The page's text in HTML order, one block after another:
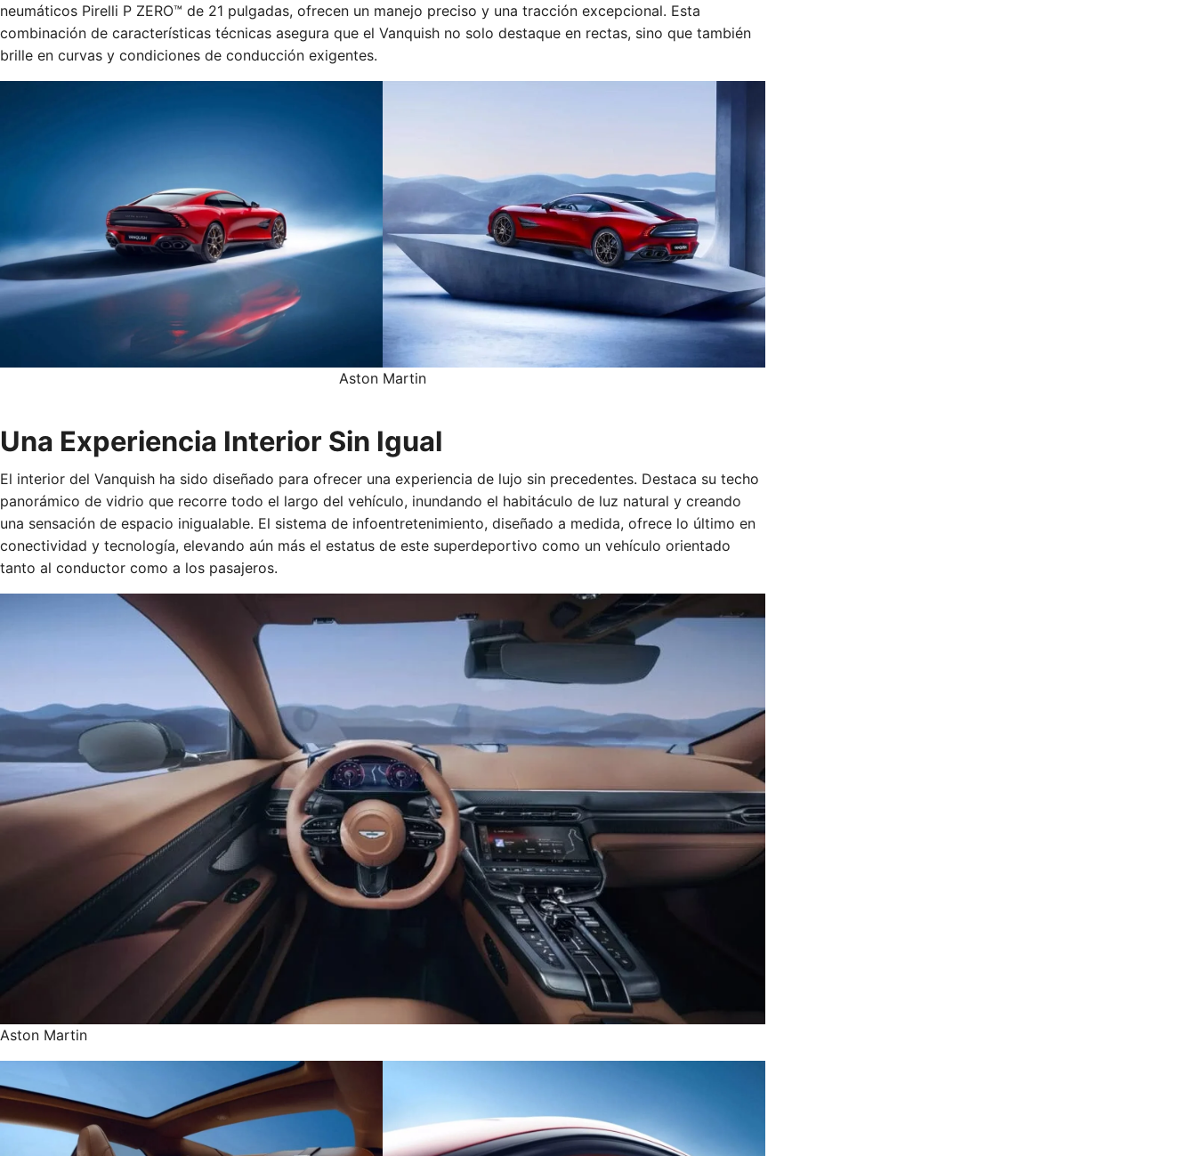
neumáticos Pirelli P ZERO™ de 21 pulgadas, ofrecen un manejo preciso y una tracción excepcional. Esta
combinación de características técnicas asegura que el Vanquish no solo destaque en rectas, sino que también
brille en curvas y condiciones de conducción exigentes.
Aston Martin
Una Experiencia Interior Sin Igual
El interior del Vanquish ha sido diseñado para ofrecer una experiencia de lujo sin precedentes. Destaca su techo
panorámico de vidrio que recorre todo el largo del vehículo, inundando el habitáculo de luz natural y creando
una sensación de espacio inigualable. El sistema de infoentretenimiento, diseñado a medida, ofrece lo último en
conectividad y tecnología, elevando aún más el estatus de este superdeportivo como un vehículo orientado
tanto al conductor como a los pasajeros.
Aston Martin